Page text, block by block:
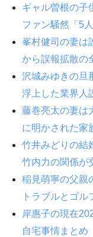
ギャル曽根の子
ファン騒然「5
峯村健司の妻は
から誤報拡散の
沢城みゆきの旦
浮上した業界人
藤巻亮太の妻は
に明かされた家
竹井みどりの結
竹内力の関係が
稲見萌寧の父親
トラブルとゴ
岸惠子の現在
自宅事情まとめ